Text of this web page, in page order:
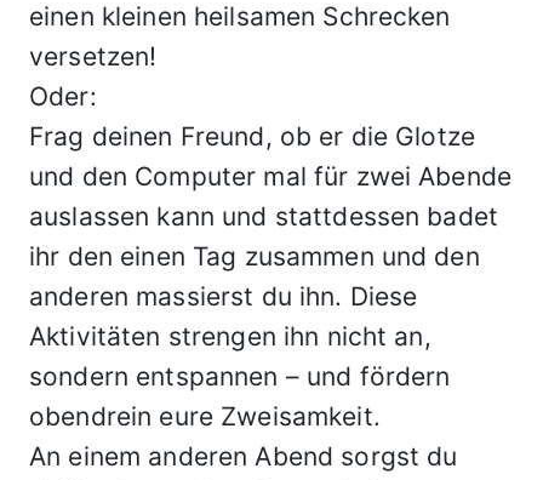
einen kleinen heilsamen Schrecken
versetzen!
Oder:
Frag deinen Freund, ob er die Glotze
und den Computer mal für zwei Abende
auslassen kann und stattdessen badet
ihr den einen Tag zusammen und den
anderen massierst du ihn. Diese
Aktivitäten strengen ihn nicht an,
sondern entspannen – und fördern
obendrein eure Zweisamkeit.
An einem anderen Abend sorgst du